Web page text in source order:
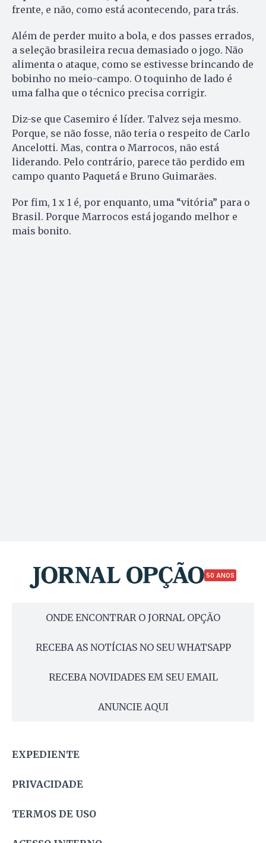
frente, e não, como está acontecendo, para trás.
Além de perder muito a bola, e dos passes errados,
a seleção brasileira recua demasiado o jogo. Não
alimenta o ataque, como se estivesse brincando de
bobinho no meio-campo. O toquinho de lado é
uma falha que o técnico precisa corrigir.
Diz-se que Casemiro é líder. Talvez seja mesmo.
Porque, se não fosse, não teria o respeito de Carlo
Ancelotti. Mas, contra o Marrocos, não está
liderando. Pelo contrário, parece tão perdido em
campo quanto Paquetá e Bruno Guimarães.
Por fim, 1 x 1 é, por enquanto, uma “vitória” para o
Brasil. Porque Marrocos está jogando melhor e
mais bonito.
50 ANOS
ONDE ENCONTRAR O JORNAL OPÇÃO
RECEBA AS NOTÍCIAS NO SEU WHATSAPP
RECEBA NOVIDADES EM SEU EMAIL
ANUNCIE AQUI
EXPEDIENTE
PRIVACIDADE
TERMOS DE USO